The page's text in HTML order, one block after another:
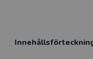
faktorer för